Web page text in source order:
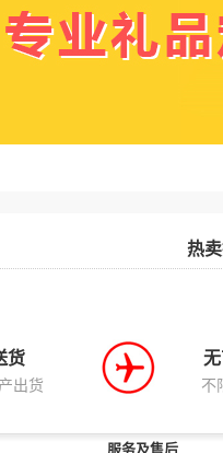
热
货
出货 不
服务及售后